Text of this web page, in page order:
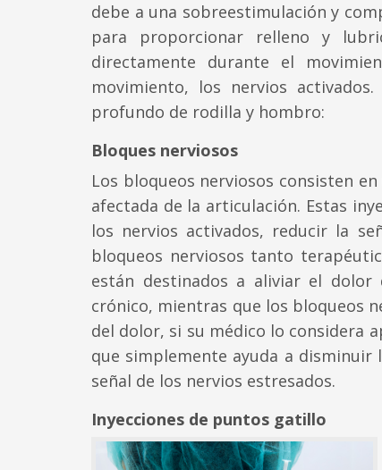
debe a una sobreestimulación y
para proporcionar relleno y
directamente durante el
movimiento, los nervios
profundo de rodilla y hombro:
Bloques nerviosos
Los bloqueos nerviosos consisten
afectada de la articulación. Estas
los nervios activados, reducir la
bloqueos nerviosos tanto
están destinados a aliviar el
crónico, mientras que los bloqueos
del dolor, si su médico lo considera
que simplemente ayuda a
señal de los nervios estresados.
Inyecciones de puntos gatillo